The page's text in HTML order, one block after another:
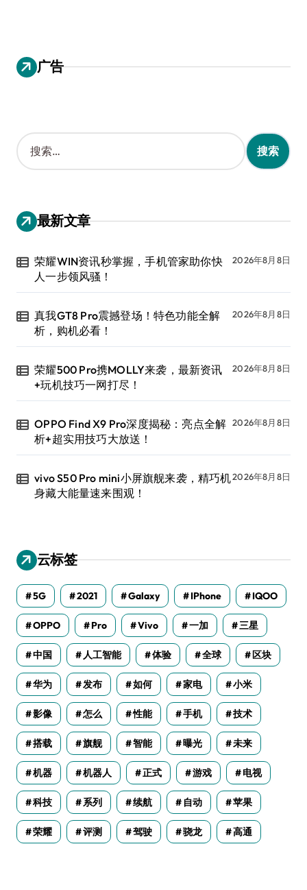
广告
搜
索
：
最新文章
荣耀WIN资讯秒掌握，手机管家助你快
人一步领风骚！
2026年8月8日
真我GT8 Pro震撼登场！特色功能全解
析，购机必看！
2026年8月8日
荣耀500 Pro携MOLLY来袭，最新资讯
+玩机技巧一网打尽！
2026年8月8日
OPPO Find X9 Pro深度揭秘：亮点全解
析+超实用技巧大放送！
2026年8月8日
vivo S50 Pro mini小屏旗舰来袭，精巧机
身藏大能量速来围观！
2026年8月8日
云标签
5G 2021 Galaxy IPhone IQOO
OPPO Pro Vivo 一加 三星
中国 人工智能 体验 全球 区块
华为 发布 如何 家电 小米
影像 怎么 性能 手机 技术
搭载 旗舰 智能 曝光 未来
机器 机器人 正式 游戏 电视
科技 系列 续航 自动 苹果
荣耀 评测 驾驶 骁龙 高通